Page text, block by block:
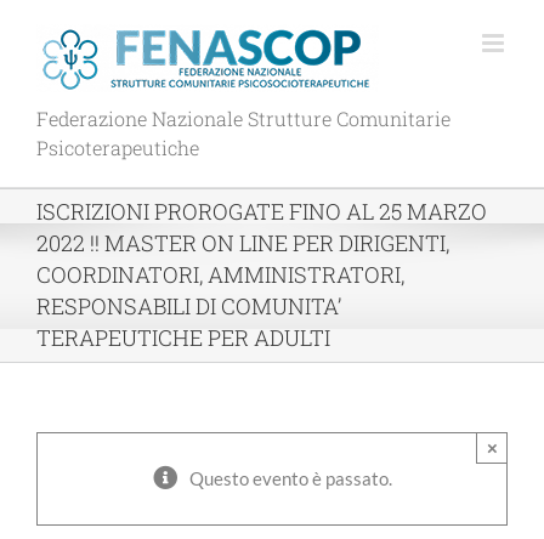
contenuto
Federazione Nazionale Strutture Comunitarie
Psicoterapeutiche
ISCRIZIONI PROROGATE FINO AL 25 MARZO
2022 !! MASTER ON LINE PER DIRIGENTI,
COORDINATORI, AMMINISTRATORI,
RESPONSABILI DI COMUNITA’
TERAPEUTICHE PER ADULTI
Questo evento è passato.
×